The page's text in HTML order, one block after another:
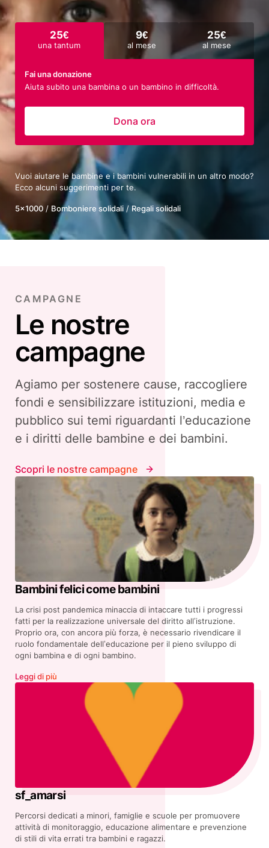
25€
una tantum
9€
al mese
25€
al mese
Fai una donazione
Aiuta subito una bambina o un bambino in difficoltà.
Dona ora
Vuoi aiutare le bambine e i bambini vulnerabili in un altro modo?
Ecco alcuni suggerimenti per te.
5×1000/ Bomboniere solidali/ Regali solidali
CAMPAGNE
Le nostre
campagne
Agiamo per sostenere cause, raccogliere
fondi e sensibilizzare istituzioni, media e
pubblico sui temi riguardanti l’educazione
e i diritti delle bambine e dei bambini.
Scopri le nostre campagne
Bambini felici come bambini
La crisi post pandemica minaccia di intaccare tutti i progressi
fatti per la realizzazione universale del diritto all’istruzione.
Proprio ora, con ancora più forza, è necessario rivendicare il
ruolo fondamentale dell’educazione per il pieno sviluppo di
ogni bambina e di ogni bambino.
Leggi di più
sf_amarsi
Percorsi dedicati a minori, famiglie e scuole per promuovere
attività di monitoraggio, educazione alimentare e prevenzione
di stili di vita errati tra bambini e ragazzi.